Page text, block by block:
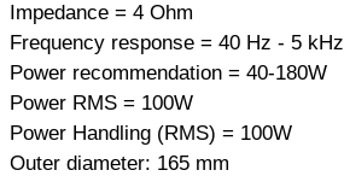
Impedance = 4 Ohm
Frequency response = 40 Hz - 5 kHz
Power recommendation = 40-180W
Power RMS = 100W
Power Handling (RMS) = 100W
Outer diameter: 165 mm